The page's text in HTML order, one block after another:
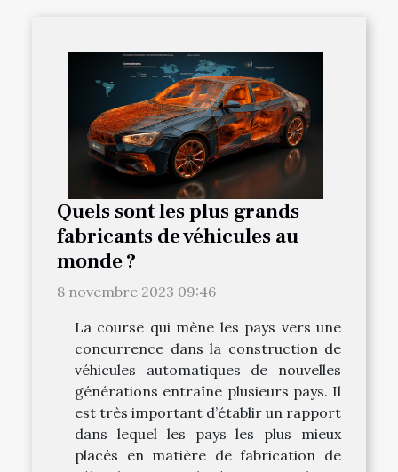
Quels sont les plus grands
fabricants de véhicules au
monde ?
8 novembre 2023 09:46
La course qui mène les pays vers une
concurrence dans la construction de
véhicules automatiques de nouvelles
générations entraîne plusieurs pays. Il
est très important d’établir un rapport
dans lequel les pays les plus mieux
placés en matière de fabrication de